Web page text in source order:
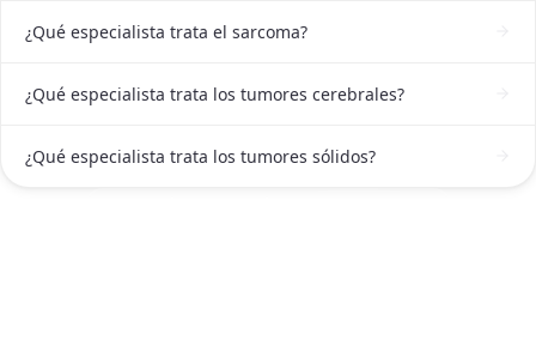
¿Qué especialista trata el sarcoma?
¿Qué especialista trata los tumores cerebrales?
¿Qué especialista trata los tumores sólidos?